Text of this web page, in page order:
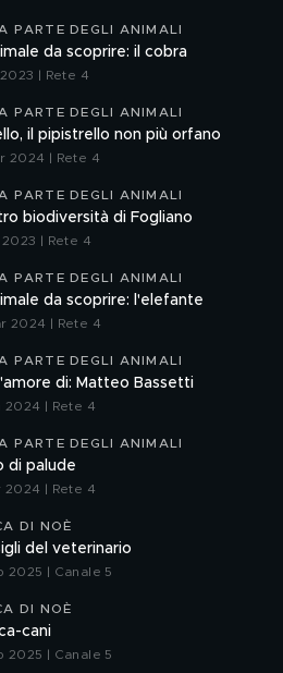
PARTE DEGLI ANIMALI
da scoprire: il cobra
| Rete 4
PARTE DEGLI ANIMALI
il pipistrello non più orfano
2024 | Rete 4
PARTE DEGLI ANIMALI
biodiversità di Fogliano
| Rete 4
PARTE DEGLI ANIMALI
da scoprire: l'elefante
2024 | Rete 4
PARTE DEGLI ANIMALI
di: Matteo Bassetti
2024 | Rete 4
PARTE DEGLI ANIMALI
di palude
2024 | Rete 4
DI NOÈ
del veterinario
2025 | Canale 5
DI NOÈ
cani
2025 | Canale 5